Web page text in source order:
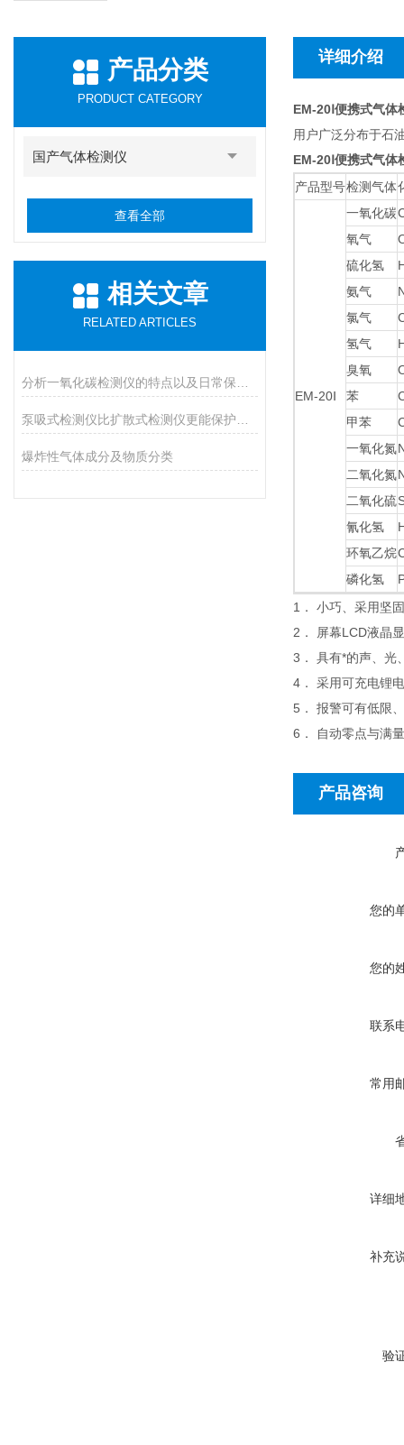
产品分类
PRODUCT CATEGORY
国产气体检测仪
查看全部
相关文章
RELATED ARTICLES
爆炸性气体成分及物质分类
详细介绍
EM-20Ⅰ便携式气体
用户广泛分布于石
EM-20Ⅰ便携式气体
产品型号检测气体
EM-20Ⅰ
一氧化碳
氧气
硫化氢
氨气
氯气
氢气
臭氧
苯
甲苯
一氧化氮
二氧化氮
二氧化硫
氰化氢
环氧乙烷
磷化氢
1． 小巧、采用坚
2． 屏幕LCD液晶
3． 具有*的声、光
4． 采用可充电锂
5． 报警可有低限
6． 自动零点与满
产品咨询
您的
您的
联系
常用
详细
补充
验